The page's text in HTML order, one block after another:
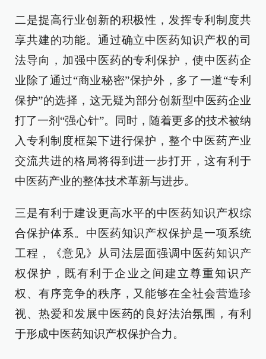
二是提高行业创新的积极性，发挥专利制度共
享共建的功能。通过确立中医药知识产权的司
法导向，加强中医药的专利保护，使中医药企
业除了通过“商业秘密”保护外，多了一道“专利
保护”的选择，这无疑为部分创新型中医药企业
打了一剂“强心针”。同时，随着更多的技术被纳
入专利制度框架下进行保护，整个中医药产业
交流共进的格局将得到进一步打开，这有利于
中医药产业的整体技术革新与进步。
三是有利于建设更高水平的中医药知识产权综
合保护体系。中医药知识产权保护是一项系统
工程，《意见》从司法层面强调中医药知识产
权保护，既有利于企业之间建立尊重知识产
权、有序竞争的秩序，又能够在全社会营造珍
视、热爱和发展中医药的良好法治氛围，有利
于形成中医药知识产权保护合力。